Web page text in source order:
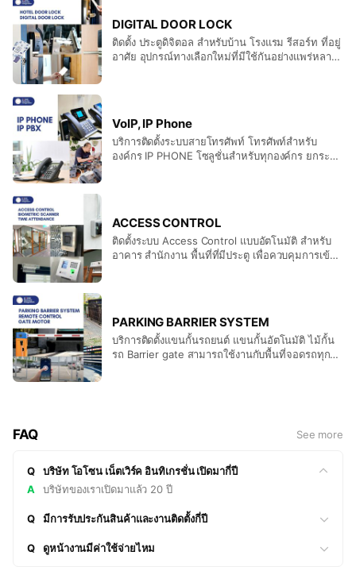
DIGITAL DOOR LOCK
ติดตั้ง ประตูดิจิตอล สำหรับบ้าน โรงแรม รีสอร์ท ที่อยู่
อาศัย อุปกรณ์ทางเลือกใหม่ที่มีใช้กันอย่างแพร่หลาย
VoIP, IP Phone
บริการติดตั้งระบบสายโทรศัพท์ โทรศัพท์สำหรับ
องค์กร IP PHONE โซลูชั่นสำหรับทุกองค์กร ยกระดับ
ACCESS CONTROL
ติดตั้งระบบ Access Control แบบอัตโนมัติ สำหรับ
อาคาร สำนักงาน พื้นที่ที่มีประตู เพื่อควบคุมการเข้า-
สามารถเชื่อมต่อควบคู่กับกล้องวงจรปิดไว้ตรวจดู รูป
ร่าง และพฤติกรรมผู้คน และคอยบันทึกการเข้า-ออก
ของอัตราจำนวนคนในการเข้าสถานที่นั้นๆในแต่ละ
PARKING BARRIER SYSTEM
บริการติดตั้งแขนกั้นรถยนต์ แขนกั้นอัตโนมัติ ไม้กั้น
รถ Barrier gate สามารถใช้งานกับพื้นที่จอดรถทุก
FAQ See more
Q
บริษัท โอโซน เน็ตเวิร์ค อินทิเกรชั่น เปิดมากี่ปี
A
บริษัทของเราเปิดมาแล้ว 20 ปี
Q มีการรับประกันสินค้าและงานติดตั้งกี่ปี
Q ดูหน้างานมีค่าใช้จ่ายไหม